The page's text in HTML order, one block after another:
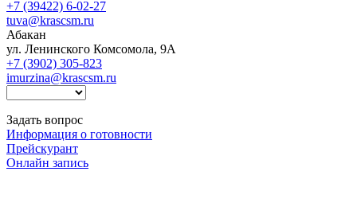
+7 (39422) 6-02-27
tuva@krascsm.ru
Абакан
ул. Ленинского Комсомола, 9А
+7 (3902) 305-823
imurzina@krascsm.ru
Задать вопрос
Информация о готовности
Прейскурант
Онлайн запись